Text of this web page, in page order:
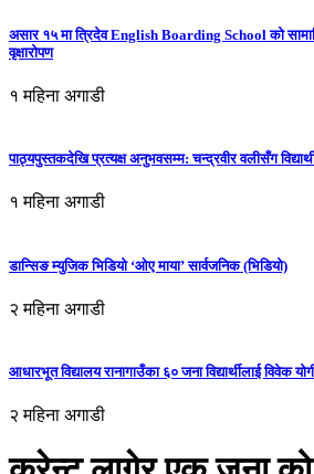
असार १५ मा त्रिदेव English Boarding School को
वृक्षारोपण
१ महिना अगाडी
पाठ्यपुस्तकदेखि प्रत्यक्ष अनुभवसम्म: चन्द्रवीर वलीसँग
१ महिना अगाडी
डान्सिङ म्युजिक भिडियो ‘ओए माया’ सार्वजनिक (भिडियो)
२ महिना अगाडी
आधारभूत विद्यालय रानागाउँका ६० जना विद्यार्थीलाई विवेक
२ महिना अगाडी